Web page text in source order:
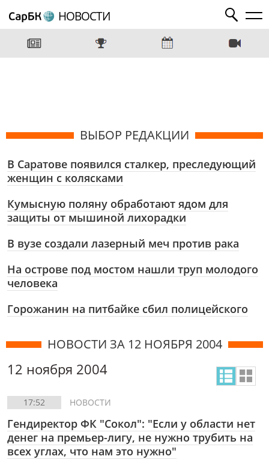
НОВОСТИ
ВЫБОР РЕДАКЦИИ
В Саратове появился сталкер, преследующий
женщин с колясками
Кумысную поляну обработают ядом для
защиты от мышиной лихорадки
В вузе создали лазерный меч против рака
На острове под мостом нашли труп молодого
человека
Горожанин на питбайке сбил полицейского
НОВОСТИ ЗА 12 НОЯБРЯ 2004
12 ноября 2004
17:52 НОВОСТИ
Гендиректор ФК "Сокол": "Если у области нет
денег на премьер-лигу, не нужно трубить на
всех углах, что нам это нужно"